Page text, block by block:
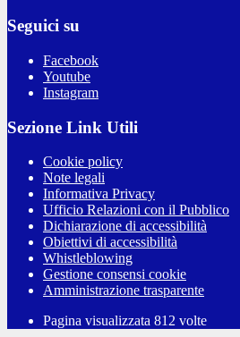
Seguici su
Facebook
Youtube
Instagram
Sezione Link Utili
Cookie policy
Note legali
Informativa Privacy
Ufficio Relazioni con il Pubblico
Dichiarazione di accessibilità
Obiettivi di accessibilità
Whistleblowing
Gestione consensi cookie
Amministrazione trasparente
Pagina visualizzata 812 volte